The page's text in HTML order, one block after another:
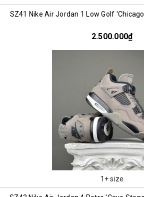
SZ41 Nike Air Jordan 1 Low Golf
2.500.000₫
1+ size